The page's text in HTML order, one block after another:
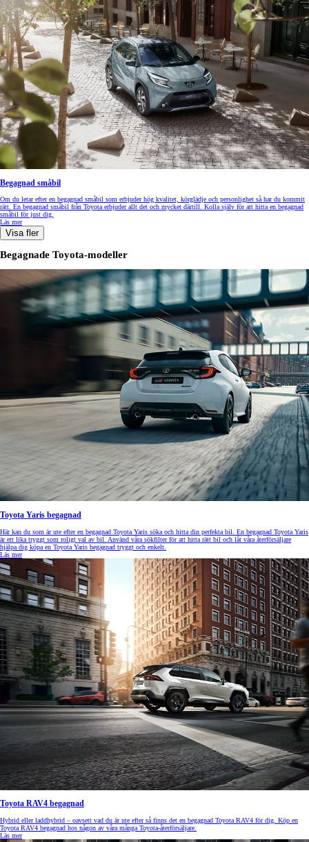
Begagnad småbil
Om du letar efter en begagnad småbil som erbjuder hög kvalitet, körglädje och personlighet så har du kommit
rätt. En begagnad småbil från Toyota erbjuder allt det och mycket därtill. Kolla själv för att hitta en begagnad
småbil för just dig.
Läs mer
Visa fler
Begagnade Toyota-modeller
Toyota Yaris begagnad
Här kan du som är ute efter en begagnad Toyota Yaris söka och hitta din perfekta bil. En begagnad Toyota Yaris
är ett lika tryggt som roligt val av bil. Använd våra sökfilter för att hitta rätt bil och låt våra återförsäljare
hjälpa dig köpa en Toyota Yaris begagnad tryggt och enkelt.
Läs mer
Toyota RAV4 begagnad
Hybrid eller laddhybrid – oavsett vad du är ute efter så finns det en begagnad Toyota RAV4 för dig. Köp en
Toyota RAV4 begagnad hos någon av våra många Toyota-återförsäljare.
Läs mer